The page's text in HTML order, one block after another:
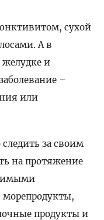
сухой
А в
и
–
или
за своим
на протяжение
продукты и